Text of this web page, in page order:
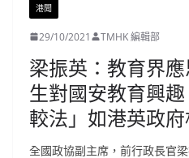
港聞
29/10/2021 TMHK 編輯部
梁振英：教育界
生對國安教育興
較法」如港英政
全國政協副主席，前行政長官